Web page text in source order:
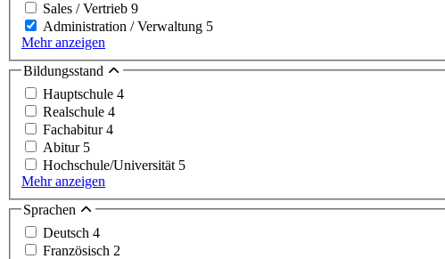
Sales / Vertrieb 9
Administration / Verwaltung 5
Mehr anzeigen
Bildungsstand
Hauptschule 4
Realschule 4
Fachabitur4
Abitur 5
Hochschule/Universität 5
Mehr anzeigen
Sprachen
Deutsch 4
Französisch 2